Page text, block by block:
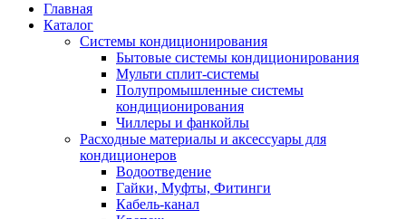
Главная
Каталог
Системы кондиционирования
Бытовые системы кондиционирования
Мульти сплит-системы
Полупромышленные системы
кондиционирования
Чиллеры и фанкойлы
Расходные материалы и аксессуары для
кондиционеров
Водоотведение
Гайки, Муфты, Фитинги
Кабель-канал